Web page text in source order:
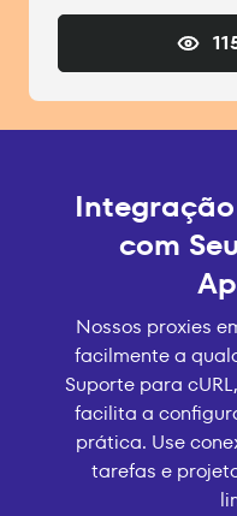
com
Nossos proxies
facilmente a
Suporte para
facilita a
prática. Use
tarefas e